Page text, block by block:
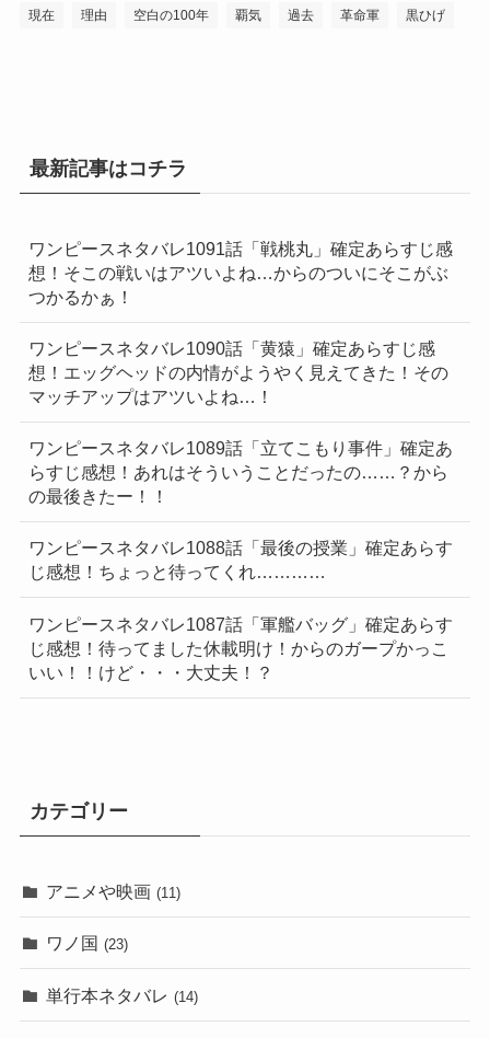
現在 理由 空白の100年 覇気 過去 革命軍 黒ひげ
最新記事はコチラ
ワンピースネタバレ1091話「戦桃丸」確定あらすじ感
想！そこの戦いはアツいよね…からのついにそこがぶ
つかるかぁ！
ワンピースネタバレ1090話「黄猿」確定あらすじ感
想！エッグヘッドの内情がようやく見えてきた！その
マッチアップはアツいよね…！
ワンピースネタバレ1089話「立てこもり事件」確定あ
らすじ感想！あれはそういうことだったの……？から
の最後きたー！！
ワンピースネタバレ1088話「最後の授業」確定あらす
じ感想！ちょっと待ってくれ…………
ワンピースネタバレ1087話「軍艦バッグ」確定あらす
じ感想！待ってました休載明け！からのガープかっこ
いい！！けど・・・大丈夫！？
カテゴリー
アニメや映画 (11)
ワノ国 (23)
単行本ネタバレ (14)